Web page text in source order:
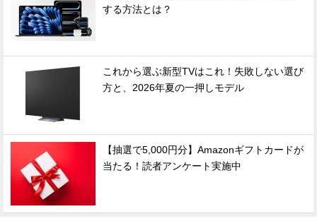
する方法とは？
これから選ぶ新型TVはこれ！失敗しない選び
方と、2026年夏の一押しモデル
【抽選で5,000円分】Amazonギフトカードが
当たる！読者アンケート実施中